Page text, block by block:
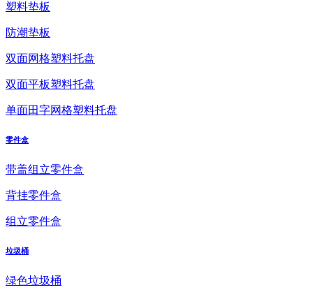
塑料垫板
防潮垫板
双面网格塑料托盘
双面平板塑料托盘
单面田字网格塑料托盘
零件盒
带盖组立零件盒
背挂零件盒
组立零件盒
垃圾桶
绿色垃圾桶